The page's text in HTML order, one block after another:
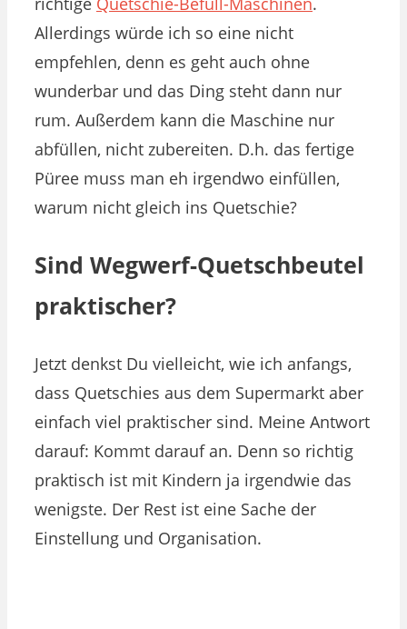
Allerdings würde ich so eine nicht
empfehlen, denn es geht auch ohne
wunderbar und das Ding steht dann nur
rum. Außerdem kann die Maschine nur
abfüllen, nicht zubereiten. D.h. das fertige
Püree muss man eh irgendwo einfüllen,
warum nicht gleich ins Quetschie?
Sind Wegwerf-Quetschbeutel
praktischer?
Jetzt denkst Du vielleicht, wie ich anfangs,
dass Quetschies aus dem Supermarkt aber
einfach viel praktischer sind. Meine Antwort
darauf: Kommt darauf an. Denn so richtig
praktisch ist mit Kindern ja irgendwie das
wenigste. Der Rest ist eine Sache der
Einstellung und Organisation.